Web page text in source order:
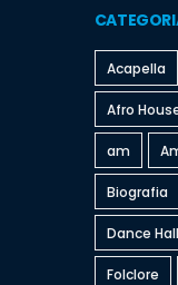
Acapella
Afro
am
Biografia
Dance Hall
Folclore